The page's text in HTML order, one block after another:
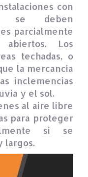
con
se deben
parcialmente
Los
techadas, o
la mercancía
inclemencias
y el sol.
al aire libre
para proteger
si se
largos.